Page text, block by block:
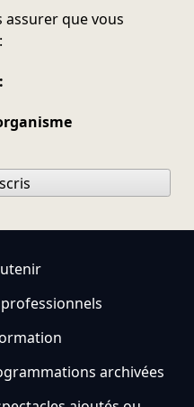
que vous
archivées